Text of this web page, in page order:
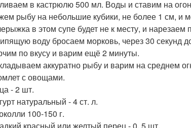
в кастрюлю 500 мл. Воды и ставим на
рыбу на небольшие кубики, не более 1 см, и
в этом супе будет не к месту, и нарезаем
воду бросаем морковь, через 30 секунд
по вкусу и варим ещё 2 минуты.
аккуратно рыбу и варим на среднем
с овощами.
- 2 шт.
натуральный - 4 ст. л.
100-150 г.